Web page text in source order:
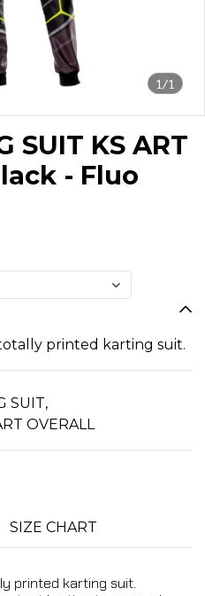
1/1
SUIT KS ART
- Fluo
printed karting suit.
SUIT,
OVERALL
SIZE CHART
printed karting suit.